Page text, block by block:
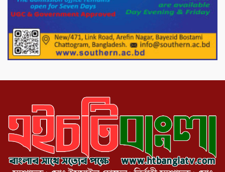
পাটগ্রামে চিকিৎসা সেবায় বীর মুক্তিযোদ্ধা দবির
উদ্দিন ফাউন্ডেশন
পাটগ্রামের দহগ্রাম ইউনিয়নের প্রধান সড়ক
ভেঙ্গে যোগাযোগ বিছিন্ন